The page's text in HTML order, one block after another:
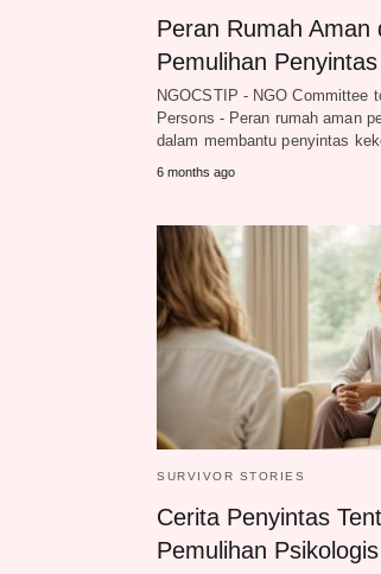
Peran Rumah Aman
Pemulihan
NGOCSTIP - NGO Committee
Persons - Peran rumah aman
dalam membantu penyintas
6 months ago
SURVIVOR STORIES
Cerita Penyintas
Pemulihan